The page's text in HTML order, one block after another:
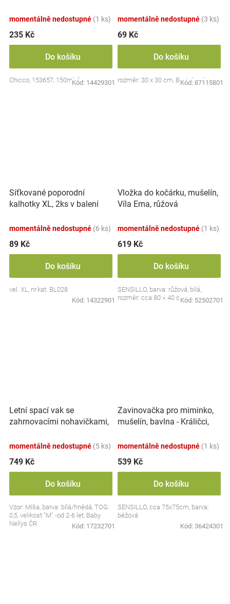
momentálně nedostupné (1 ks)
235 Kč
Do košíku
Chicco, 153657, 150ml, 0m+
Kód: 14429301
momentálně nedostupné (3 ks)
69 Kč
Do košíku
rozměr: 30 x 30 cm, Bocioland
Kód: 87115801
Síťkované poporodní
kalhotky XL, 2ks v balení
momentálně nedostupné (6 ks)
89 Kč
Do košíku
vel. XL, nr.kat. BL028
Kód: 14322901
Vložka do kočárku, mušelín,
Víla Ema, růžová
momentálně nedostupné (1 ks)
619 Kč
Do košíku
SENSILLO, barva: růžová, bílá,
rozměr: cca 80 × 40 cmKód: 52502701
Letní spací vak se
zahrnovacími nohavičkami,
potiskem, M
momentálně nedostupné (5 ks)
749 Kč
Do košíku
Vzor: Míša, barva: bílá/hnědá, TOG:
0,5, velikost "M" -od 2-6 let, Baby
Nellys ČR
Kód: 17232701
Zavinovačka pro miminko,
mušelín, bavlna - Králičci,
momentálně nedostupné (1 ks)
539 Kč
Do košíku
SENSILLO, cca 75x75cm, barva:
béžová
Kód: 36424301